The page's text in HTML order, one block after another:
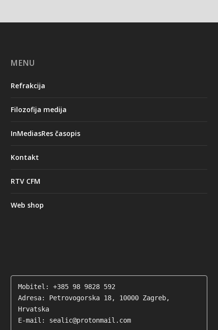
MENU
Refrakcija
Filozofija medija
InMediasRes časopis
Kontakt
RTV CFM
Web shop
Mobitel: +385 98 9828 592
Adresa: Petrovogorska 18, 10000 Zagreb,
Hrvatska
E-mail: sealic@protonmail.com